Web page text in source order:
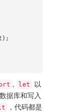
, let
以
据库和写入
，代码都是